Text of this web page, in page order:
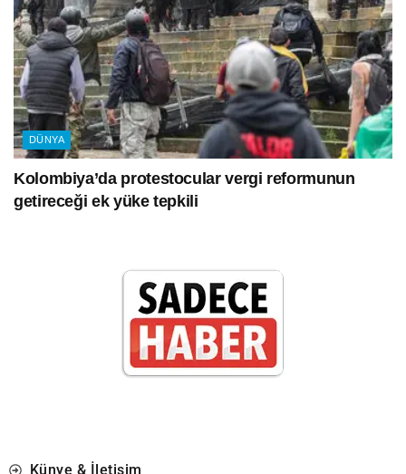
DÜNYA
Kolombiya’da protestocular vergi reformunun
getireceği ek yüke tepkili
Künye & İletişim